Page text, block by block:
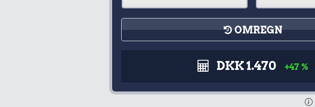
OMREGN
DKK 1.470 +47 %